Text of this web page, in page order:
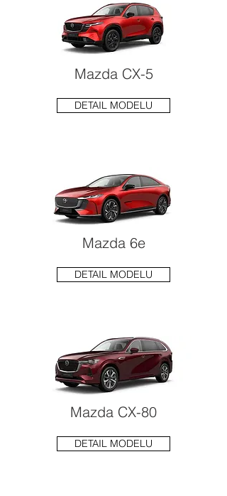
Mazda CX-5
DETAIL MODELU
Mazda 6e
DETAIL MODELU
Mazda CX-80
DETAIL MODELU